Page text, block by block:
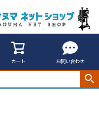
カート お問い合わせ